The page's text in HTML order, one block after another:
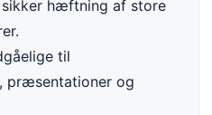
sikker hæftning af store
til
præsentationer og